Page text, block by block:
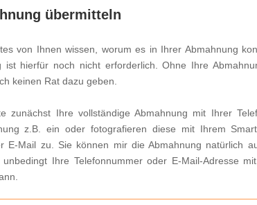
übermitteln
von Ihnen wissen, worum es in Ihrer Abmahnung
ist hierfür noch nicht erforderlich. Ohne Ihre
keinen Rat dazu geben.
zunächst Ihre vollständige Abmahnung mit Ihrer
z.B. ein oder fotografieren diese mit Ihrem
E-Mail zu. Sie können mir die Abmahnung natürlich
Ihre Telefonnummer oder E-Mail-Adresse